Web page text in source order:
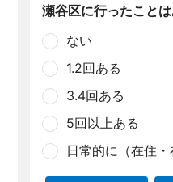
瀬谷区に行ったこと
ない
1.2回ある
3.4回ある
5回以上ある
日常的に（在住・